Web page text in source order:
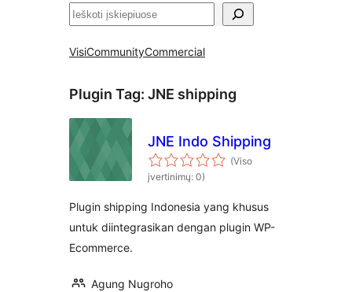
Paieška
VisiCommunityCommercial
Plugin Tag: JNE shipping
JNE Indo Shipping
(Viso
įvertinimų: 0)
Plugin shipping Indonesia yang khusus
untuk diintegrasikan dengan plugin WP-
Ecommerce.
Agung Nugroho